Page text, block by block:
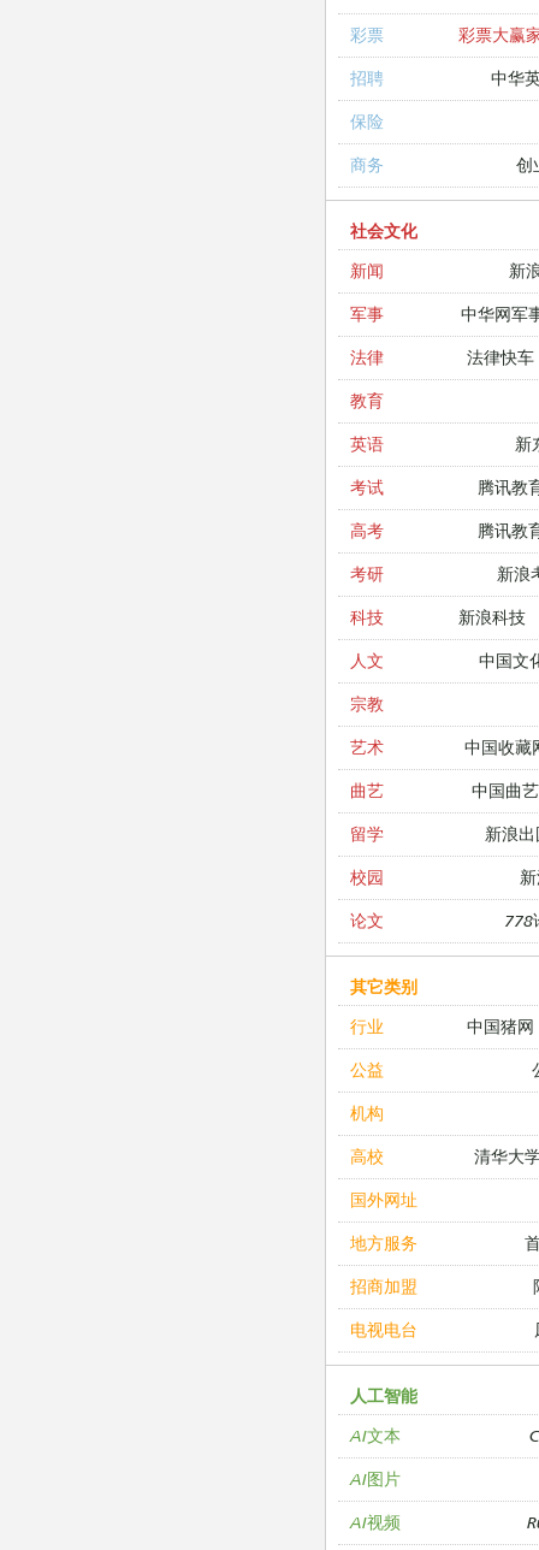
彩票 彩票大赢
招聘 中华
保险
商务 创
社会文化
新闻
新
军事 中华网军
法律 法律快车
教育
英语 新
考试 腾讯教
高考 腾讯教
考研 新浪
科技 新浪科技
人文 中国文
宗教
艺术 中国收藏
曲艺 中国曲
留学 新浪
校园
论文 778
其它类别
行业
中国猪网
公益
机构
高校 清华大
国外网址
地方服务
招商加盟
电视电台
人工智能
AI文本
AI图片
AI视频